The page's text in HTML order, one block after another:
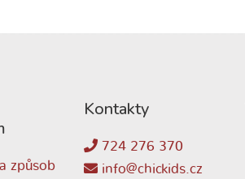
způsob
Kontakty
724 276 370
info@chickids.cz